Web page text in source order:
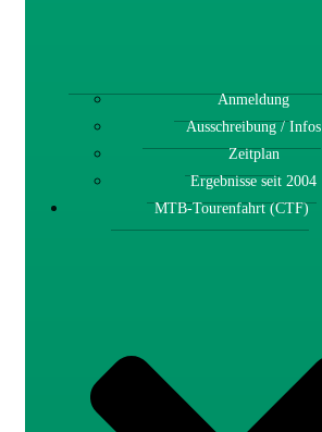
Anmeldung
Ausschreibung / Infos
Zeitplan
Ergebnisse seit 2004
MTB-Tourenfahrt (CTF)